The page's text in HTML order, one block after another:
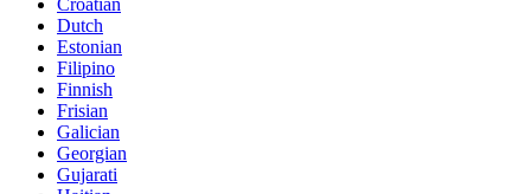
Croatian
Dutch
Estonian
Filipino
Finnish
Frisian
Galician
Georgian
Gujarati